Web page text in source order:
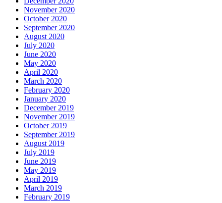
November 2020
October 2020
September 2020
August 2020
July 2020
June 2020
May 2020
April 2020
March 2020
February 2020
January 2020
December 2019
November 2019
October 2019
September 2019
August 2019
July 2019
June 2019
May 2019
April 2019
March 2019
February 2019